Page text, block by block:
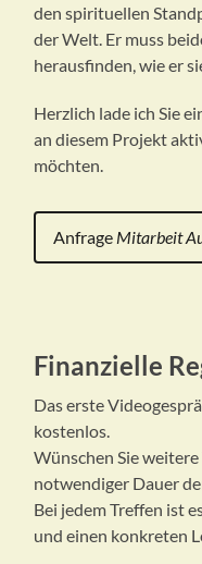
den spirituellen
der Welt. Er muss
herausfinden, wie er
Herzlich lade ich Sie
an diesem Projekt
möchten.
Anfrage Mitarbeit
Finanzielle
Das erste
kostenlos.
Wünschen Sie
notwendiger Dauer
Bei jedem Treffen ist
und einen konkreten